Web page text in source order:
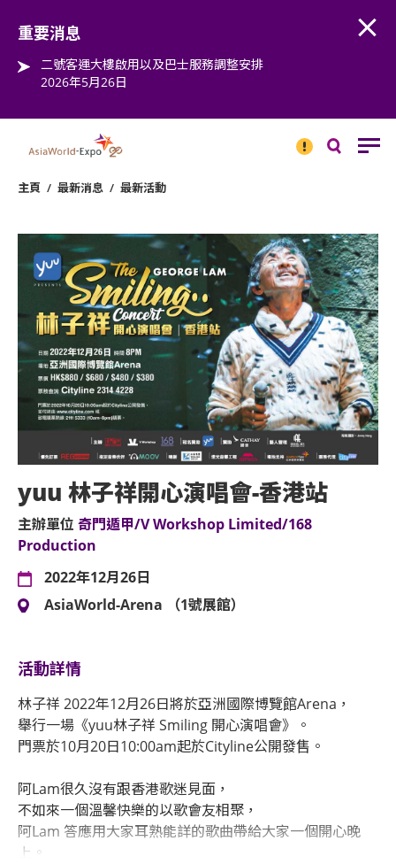
重要消息
二號客運大樓啟用以及巴士服務調整安排
2026年5月26日
消息
主頁 / 最新消息 / 最新活動
yuu 林子祥開心演唱會-香港站
主辦單位 奇門遁甲/V Workshop Limited/168
Production
2022年12月26日
AsiaWorld-Arena （1號展館）
活動詳情
林子祥 2022年12月26日將於亞洲國際博覽館Arena，
舉行一場《yuu林子祥 Smiling 開心演唱會》。
門票於10月20日10:00am起於Cityline公開發售。
阿Lam很久沒有跟香港歌迷見面，
不如來一個溫馨快樂的以歌會友相聚，
阿Lam 答應用大家耳熟能詳的歌曲帶給大家一個開心晚
上。